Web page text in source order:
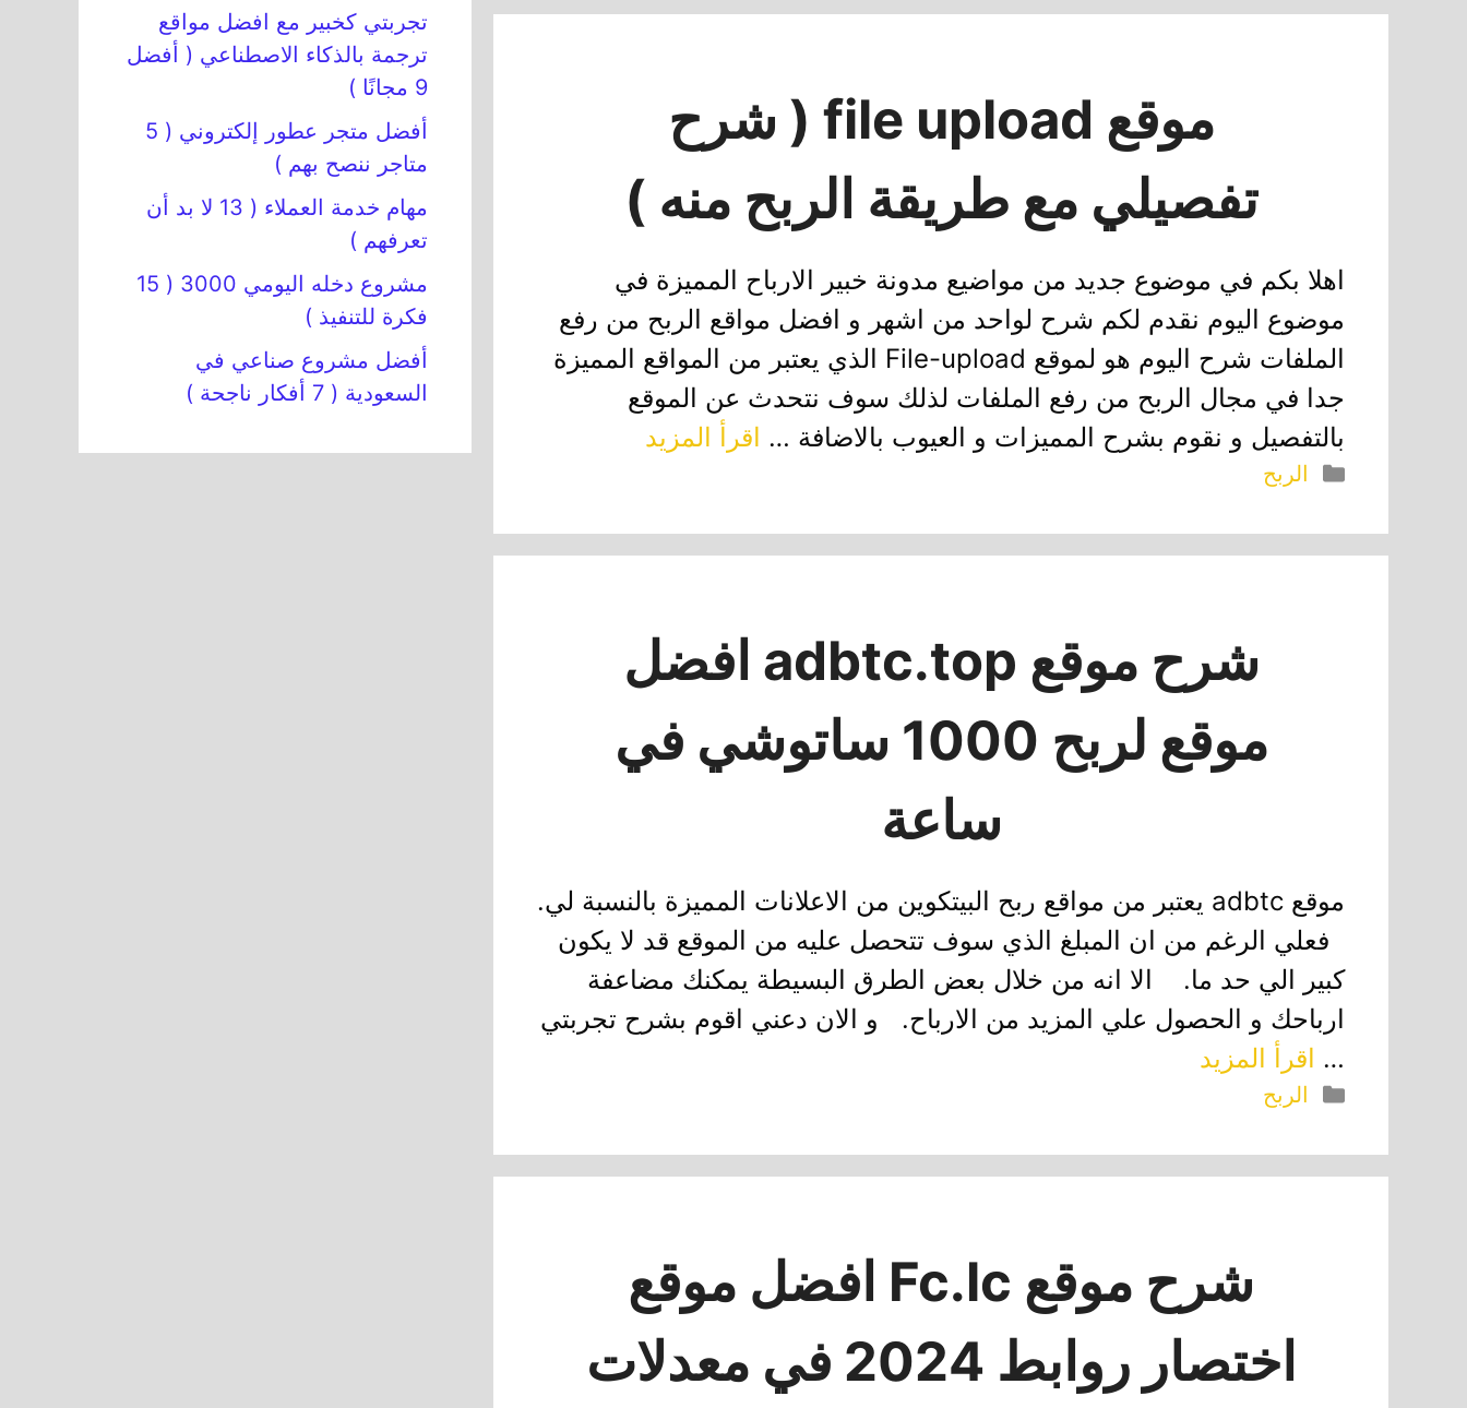
موقع file upload ( شرح
تفصيلي مع طريقة الربح منه )
اهلا بكم في موضوع جديد من مواضيع مدونة خبير الارباح المميزة في
موضوع اليوم نقدم لكم شرح لواحد من اشهر و افضل مواقع الربح من رفع
الملفات شرح اليوم هو لموقع File-upload الذي يعتبر من المواقع المميزة
جدا في مجال الربح من رفع الملفات لذلك سوف نتحدث عن الموقع
بالتفصيل و نقوم بشرح المميزات و العيوب بالاضافة … اقرأ المزيد
التصنيفات
الربح
شرح موقع adbtc.top افضل
موقع لربح 1000 ساتوشي في
ساعة
موقع adbtc يعتبر من مواقع ربح البيتكوين من الاعلانات المميزة بالنسبة لي.
فعلي الرغم من ان المبلغ الذي سوف تتحصل عليه من الموقع قد لا يكون
كبير الي حد ما. الا انه من خلال بعض الطرق البسيطة يمكنك مضاعفة
ارباحك و الحصول علي المزيد من الارباح. و الان دعني اقوم بشرح تجربتي
… اقرأ المزيد
التصنيفات
الربح
شرح موقع Fc.lc افضل موقع
اختصار روابط 2024 في معدلات
تجربتي كخبير مع افضل مواقع
ترجمة بالذكاء الاصطناعي ( أفضل
9 مجانًا )
أفضل متجر عطور إلكتروني ( 5
متاجر ننصح بهم )
مهام خدمة العملاء ( 13 لا بد أن
تعرفهم )
مشروع دخله اليومي 3000 ( 15
فكرة للتنفيذ )
أفضل مشروع صناعي في
السعودية ( 7 أفكار ناجحة )